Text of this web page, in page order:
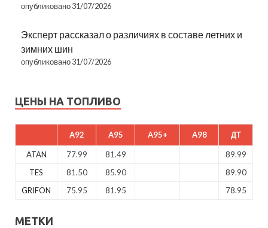
опубликовано 31/07/2026
Эксперт рассказал о различиях в составе летних и
зимних шин
опубликовано 31/07/2026
ЦЕНЫ НА ТОПЛИВО
A92 A95 A95+ A98 ДТ
ATAN 77.99 81.49
89.99
TES
81.50 85.90
89.90
GRIFON
75.95 81.95 78.95
МЕТКИ